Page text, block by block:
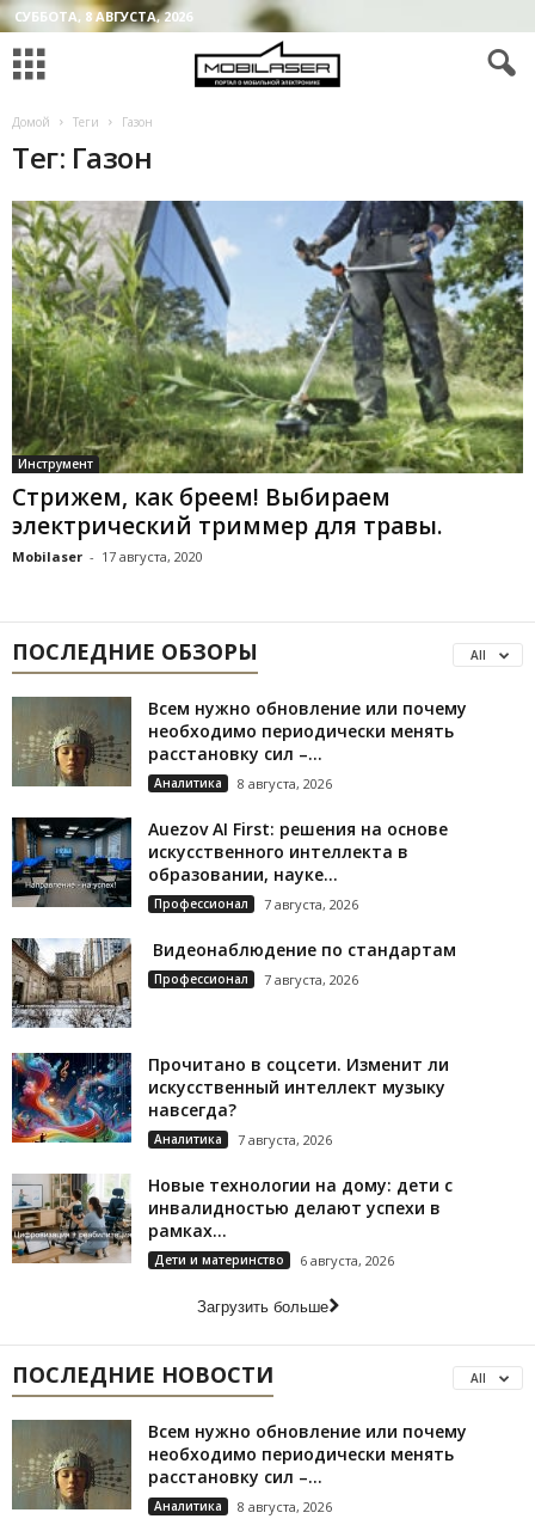
СУББОТА, 8 АВГУСТА, 2026
Домой Теги Газон
Тег: Газон
Инструмент
Стрижем, как бреем! Выбираем
электрический триммер для травы.
Mobilaser - 17 августа, 2020
ПОСЛЕДНИЕ ОБЗОРЫ All
Всем нужно обновление или почему
необходимо периодически менять
расстановку сил –...
Аналитика 8 августа, 2026
Auezov AI First: решения на основе
искусственного интеллекта в
образовании, науке...
Профессионал 7 августа, 2026
Видеонаблюдение по стандартам
Профессионал 7 августа, 2026
Прочитано в соцсети. Изменит ли
искусственный интеллект музыку
навсегда?
Аналитика 7 августа, 2026
Новые технологии на дому: дети с
инвалидностью делают успехи в
рамках...
Дети и материнство 6 августа, 2026
Загрузить больше
ПОСЛЕДНИЕ НОВОСТИ All
Всем нужно обновление или почему
необходимо периодически менять
расстановку сил –...
Аналитика 8 августа, 2026